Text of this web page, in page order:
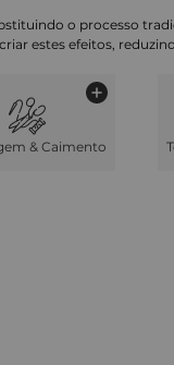
o processo
estes efeitos,
& Caimento